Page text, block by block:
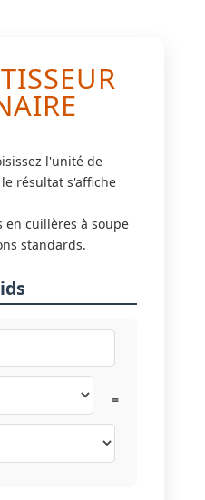
l'unité de
résultat s'affiche
en cuillères à soupe
standards.
=